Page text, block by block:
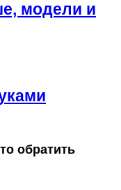
модели и
обратить